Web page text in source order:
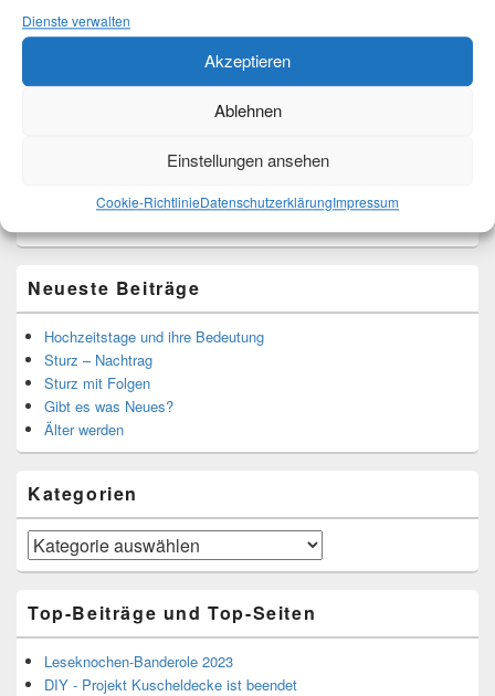
Dienste verwalten
Akzeptieren
Ablehnen
Einstellungen ansehen
Cookie-RichtlinieDatenschutzerklärungImpressum
Ich bin Martina und Autorin dieses Blogs.
Translate:
Neueste Beiträge
Hochzeitstage und ihre Bedeutung
Sturz – Nachtrag
Sturz mit Folgen
Gibt es was Neues?
Älter werden
Kategorien
Kategorien
Top-Beiträge und Top-Seiten
Leseknochen-Banderole 2023
DIY - Projekt Kuscheldecke ist beendet